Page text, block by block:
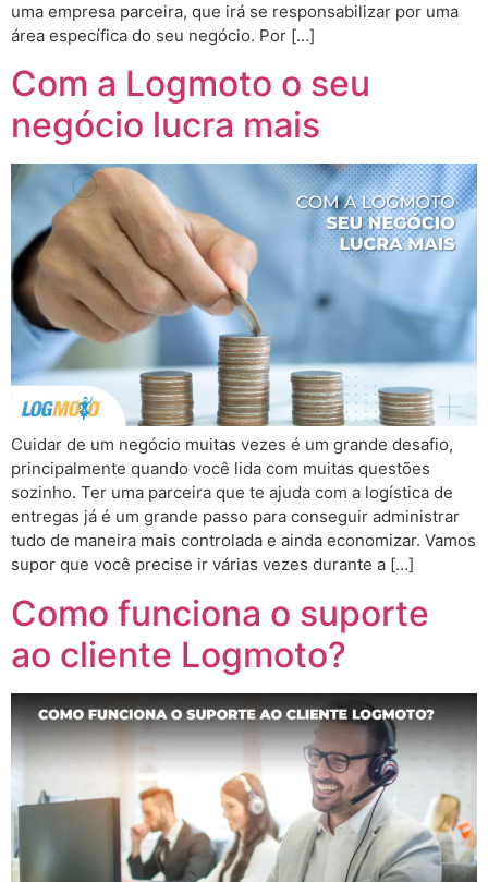
uma empresa parceira, que irá se responsabilizar por uma
área específica do seu negócio. Por […]
Com a Logmoto o seu
negócio lucra mais
Cuidar de um negócio muitas vezes é um grande desafio,
principalmente quando você lida com muitas questões
sozinho. Ter uma parceira que te ajuda com a logística de
entregas já é um grande passo para conseguir administrar
tudo de maneira mais controlada e ainda economizar. Vamos
supor que você precise ir várias vezes durante a […]
Como funciona o suporte
ao cliente Logmoto?